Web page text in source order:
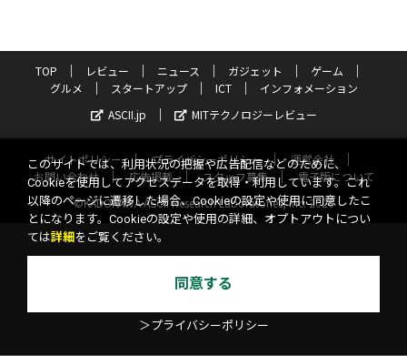
TOP レビュー ニュース ガジェット
ゲーム
グルメ
スタートアップ ICT
インフォメーション
ASCII.jp
MITテクノロジーレビュー
サイトポリシー プライバシーポリシー
運営会社
お問い合わせ
広告掲載 スタッフ募集
電子版について
©KADOKAWA ASCII Research Laboratories, Inc. 2026
このサイトでは、利用状況の把握や広告配信などのために、
Cookieを使用してアクセスデータを取得・利用しています。これ
以降のページに遷移した場合、Cookieの設定や使用に同意したこ
とになります。Cookieの設定や使用の詳細、オプトアウトについ
ては詳細 をご覧ください。
同意する
＞プライバシーポリシー